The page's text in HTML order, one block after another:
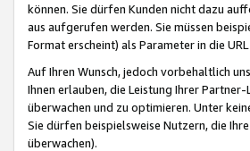
können. Sie dürfen Kunden nicht dazu
aus aufgerufen werden. Sie müssen
Format erscheint) als Parameter in die
Auf Ihren Wunsch, jedoch vorbehaltlich
Ihnen erlauben, die Leistung Ihrer
überwachen und zu optimieren. Unter
Sie dürfen beispielsweise Nutzern, die
überwachen).